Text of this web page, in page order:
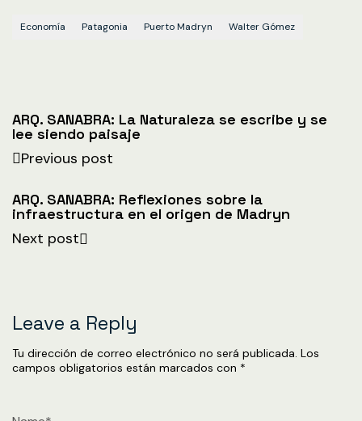
Economía Patagonia Puerto Madryn Walter Gómez
ARQ. SANABRA: La Naturaleza se escribe y se
lee siendo paisaje
Previous post
ARQ. SANABRA: Reflexiones sobre la
infraestructura en el origen de Madryn
Next post
Leave a Reply
Tu dirección de correo electrónico no será publicada. Los
campos obligatorios están marcados con *